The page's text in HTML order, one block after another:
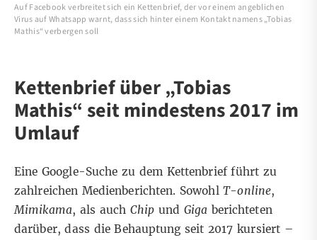
Auf Facebook verbreitet sich ein Kettenbrief, der vor einem angeblichen
Virus auf Whatsapp warnt, dass sich hinter einem Kontakt namens „Tobias
Mathis“ verbergen soll
Kettenbrief über „Tobias
Mathis“ seit mindestens 2017 im
Umlauf
EineGoogle-Suche zu dem Kettenbrief führt zu
zahlreichen Medienberichten. SowohlT-online,
Mimikama, als auch Chipund Giga berichteten
darüber, dass die Behauptung seit 2017 kursiert –